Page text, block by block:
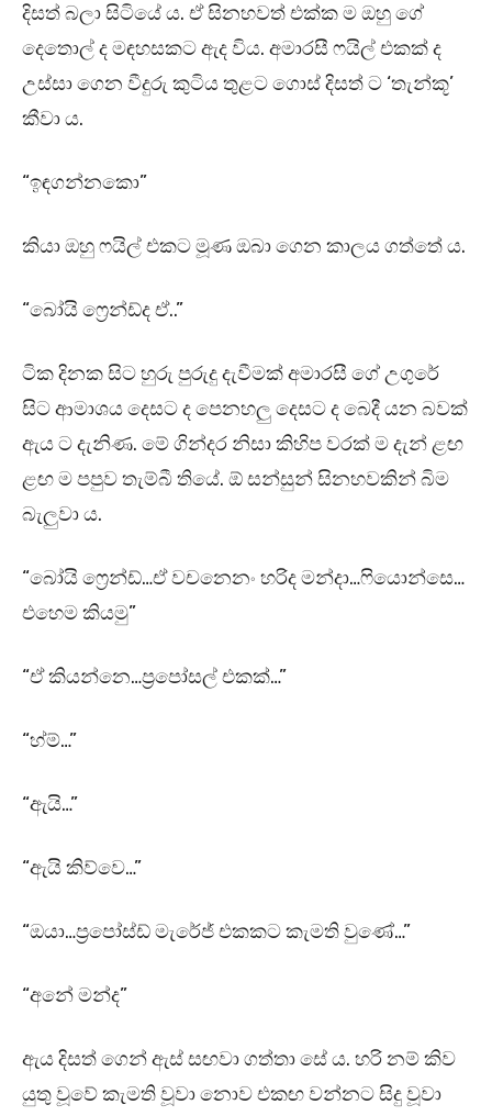
දිසත් බලා සිටියේ ය. ඒ සිනහවත් එක්ක ම ඔහු ගේ
දෙතොල් ද මඳහසකට ඇද විය. අමාරසී ෆයිල් එකක් ද
උස්සා ගෙන වීදුරු කුටිය තුළට ගොස් දිසත් ට ‘තැන්කූ’
කීවා ය.
“ඉඳගන්නකො”
කියා ඔහු ෆයිල් එකට මූණ ඔබා ගෙන කාලය ගත්තේ ය.
“බෝයි ෆ්‍රෙන්ඩ්ද ඒ..”
ටික දිනක සිට හුරු පුරුදු දැවීමක් අමාරසී ගේ උගුරේ
සිට ආමාශය දෙසට ද පෙනහලු දෙසට ද බෙදී යන බවක්
ඇය ට දැනිණ. මේ ගින්දර නිසා කිහිප වරක් ම දැන් ළඟ
ළඟ ම පපුව තැම්බී තියේ. ඕ සන්සුන් සිනහවකින් බිම
බැලුවා ය.
“බෝයි ෆ්‍රෙන්ඩ්…ඒ වචනෙනං හරිද මන්දා…ෆියොන්සෙ…
එහෙම කියමු”
“ඒ කියන්නෙ…ප්‍රපෝසල් එකක්…”
“හ්ම්…”
“ඇයි…”
“ඇයි කිව්වෙ…”
“ඔයා…ප්‍රපෝස්ඩ් මැරේජ් එකකට කැමති වුණේ…”
“අනේ මන්ද”
ඇය දිසත් ගෙන් ඇස් සඟවා ගත්තා සේ ය. හරි නම් කිව
යුතු වූවේ කැමති වූවා නොව එකඟ වන්නට සිදු වූවා